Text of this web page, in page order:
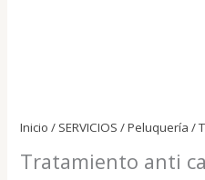
Inicio / SERVICIOS /Peluquería /
Tratamiento anti